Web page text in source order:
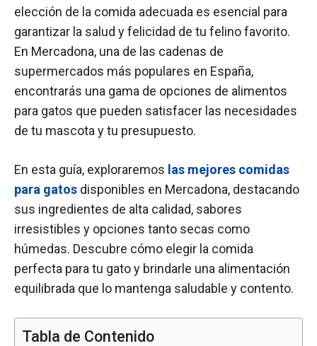
elección de la comida adecuada es esencial para
garantizar la salud y felicidad de tu felino favorito.
En Mercadona, una de las cadenas de
supermercados más populares en España,
encontrarás una gama de opciones de alimentos
para gatos que pueden satisfacer las necesidades
de tu mascota y tu presupuesto.
En esta guía, exploraremos las mejores comidas
para gatos disponibles en Mercadona, destacando
sus ingredientes de alta calidad, sabores
irresistibles y opciones tanto secas como
húmedas. Descubre cómo elegir la comida
perfecta para tu gato y brindarle una alimentación
equilibrada que lo mantenga saludable y contento.
Tabla de Contenido